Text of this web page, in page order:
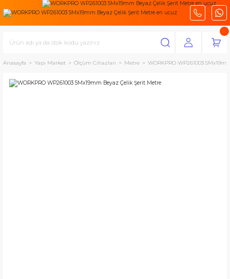
Anasayfa Yapı Market Ölçüm Cihazları Metre WORKPRO WP261003